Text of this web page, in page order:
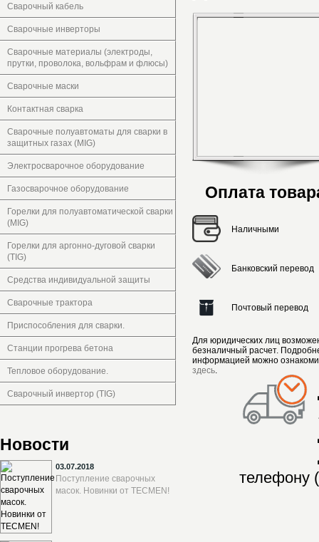
Сварочный кабель
Сварочные инверторы
Сварочные материалы (электроды,
прутки, проволока, вольфрам и флюсы)
Сварочные маски
Контактная сварка
Сварочные полуавтоматы для сварки в
защитных газах (MIG)
Электросварочное оборудование
Газосварочное оборудование
Горелки для полуавтоматической сварки
(MIG)
Горелки для аргонно-дуговой сварки
(TIG)
Средства индивидуальной защиты
Сварочные трактора
Приспособления для сварки.
Станции прогрева бетона
Тепловое оборудование.
Сварочный инвертор (TIG)
Новости
03.07.2018
Поступление сварочных
масок. Новинки от TECMEN!
Оплата
Наличными
Банковский перевод
Почтовый перевод
Для юридических лиц
безналичный расчет.
информацией можно
здесь.
телефону